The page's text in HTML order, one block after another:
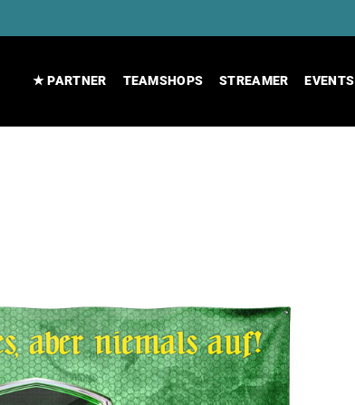
★ PARTNER TEAMSHOPS STREAMER EVENTS